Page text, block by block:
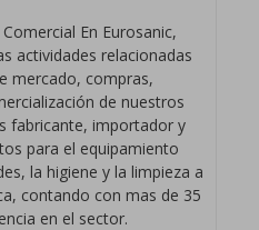
En Eurosanic,
actividades relacionadas
mercado, compras,
de nuestros
fabricante, importador y
para el equipamiento
la higiene y la limpieza a
contando con mas de 35
en el sector.